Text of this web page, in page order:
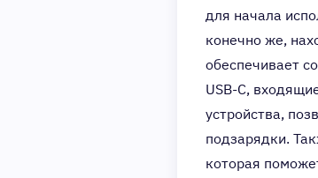
для начала
конечно же,
обеспечивает
USB-C,
устройства,
подзарядки.
которая